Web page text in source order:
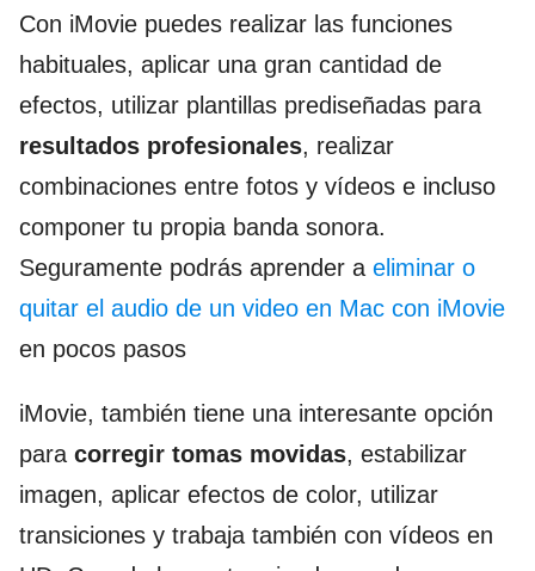
Con iMovie puedes realizar las funciones
habituales, aplicar una gran cantidad de
efectos, utilizar plantillas prediseñadas para
resultados profesionales, realizar
combinaciones entre fotos y vídeos e incluso
componer tu propia banda sonora.
Seguramente podrás aprender a eliminar o
quitar el audio de un video en Mac con iMovie
en pocos pasos
iMovie, también tiene una interesante opción
para corregir tomas movidas, estabilizar
imagen, aplicar efectos de color, utilizar
transiciones y trabaja también con vídeos en